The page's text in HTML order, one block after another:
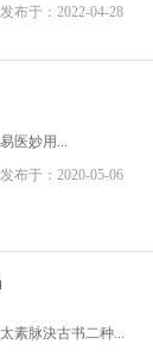
发布于：2022-04-28
易医妙用...
发布于：2020-05-06
太素脉決古书二种...